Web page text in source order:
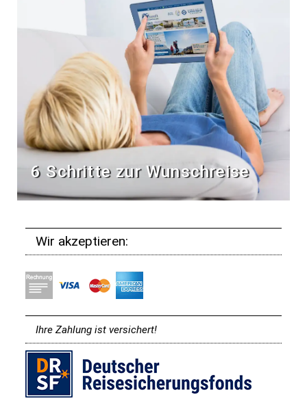
6 Schritte zur Wunschreise
Wir akzeptieren:
Ihre Zahlung ist versichert!